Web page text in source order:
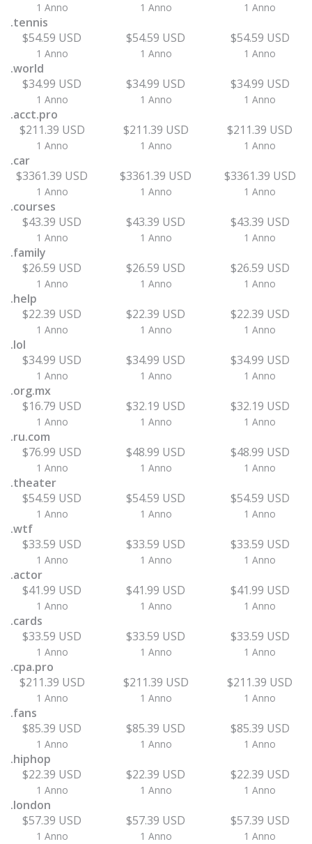
1 Anno 1 Anno 1 Anno
.tennis
$54.59 USD
1 Anno
$54.59 USD
1 Anno
$54.59 USD
1 Anno
.world
$34.99 USD
1 Anno
$34.99 USD
1 Anno
$34.99 USD
1 Anno
.acct.pro
$211.39 USD
1 Anno
$211.39 USD
1 Anno
$211.39 USD
1 Anno
.car
$3361.39 USD
1 Anno
$3361.39 USD
1 Anno
$3361.39 USD
1 Anno
.courses
$43.39 USD
1 Anno
$43.39 USD
1 Anno
$43.39 USD
1 Anno
.family
$26.59 USD
1 Anno
$26.59 USD
1 Anno
$26.59 USD
1 Anno
.help
$22.39 USD
1 Anno
$22.39 USD
1 Anno
$22.39 USD
1 Anno
.lol
$34.99 USD
1 Anno
$34.99 USD
1 Anno
$34.99 USD
1 Anno
.org.mx
$16.79 USD
1 Anno
$32.19 USD
1 Anno
$32.19 USD
1 Anno
.ru.com
$76.99 USD
1 Anno
$48.99 USD
1 Anno
$48.99 USD
1 Anno
.theater
$54.59 USD
1 Anno
$54.59 USD
1 Anno
$54.59 USD
1 Anno
.wtf
$33.59 USD
1 Anno
$33.59 USD
1 Anno
$33.59 USD
1 Anno
.actor
$41.99 USD
1 Anno
$41.99 USD
1 Anno
$41.99 USD
1 Anno
.cards
$33.59 USD
1 Anno
$33.59 USD
1 Anno
$33.59 USD
1 Anno
.cpa.pro
$211.39 USD
1 Anno
$211.39 USD
1 Anno
$211.39 USD
1 Anno
.fans
$85.39 USD
1 Anno
$85.39 USD
1 Anno
$85.39 USD
1 Anno
.hiphop
$22.39 USD
1 Anno
$22.39 USD
1 Anno
$22.39 USD
1 Anno
.london
$57.39 USD
1 Anno
$57.39 USD
1 Anno
$57.39 USD
1 Anno